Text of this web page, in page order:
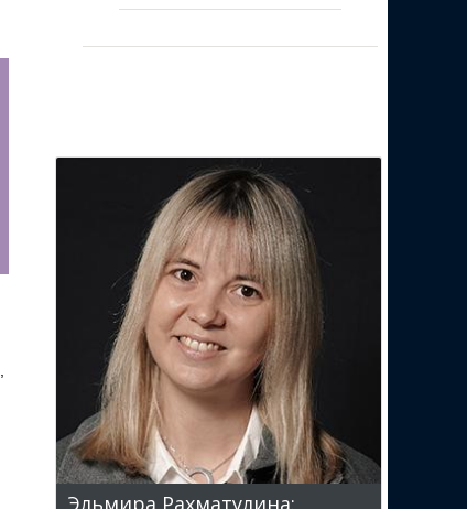
Эльмира Рахматулина: